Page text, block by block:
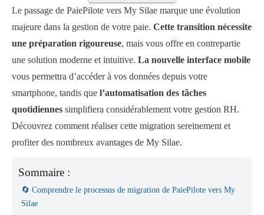
Le passage de PaiePilote vers My Silae marque une évolution
majeure dans la gestion de votre paie. Cette transition nécessite
une préparation rigoureuse, mais vous offre en contrepartie
une solution moderne et intuitive. La nouvelle interface mobile
vous permettra d’accéder à vos données depuis votre
smartphone, tandis que l’automatisation des tâches
quotidiennes simplifiera considérablement votre gestion RH.
Découvrez comment réaliser cette migration sereinement et
profiter des nombreux avantages de My Silae.
Sommaire :
🔄 Comprendre le processus de migration de PaiePilote vers My
Silae